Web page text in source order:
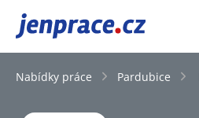
JenPráce.cz
Nabídky práce Pardubice